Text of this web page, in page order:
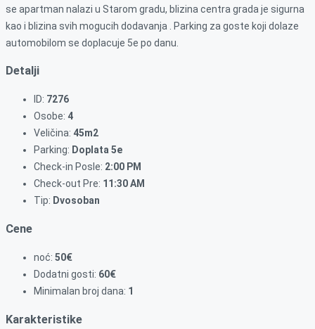
se apartman nalazi u Starom gradu, blizina centra grada je sigurna
kao i blizina svih mogucih dodavanja . Parking za goste koji dolaze
automobilom se doplacuje 5e po danu.
Detalji
ID: 7276
Osobe: 4
Veličina: 45m2
Parking: Doplata 5e
Check-in Posle: 2:00 PM
Check-out Pre: 11:30 AM
Tip: Dvosoban
Cene
noć: 50€
Dodatni gosti: 60€
Minimalan broj dana: 1
Karakteristike